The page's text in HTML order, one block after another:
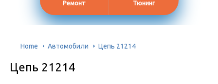
Ремонт Тюнинг
Home Автомобили Цепь 21214
Цепь 21214